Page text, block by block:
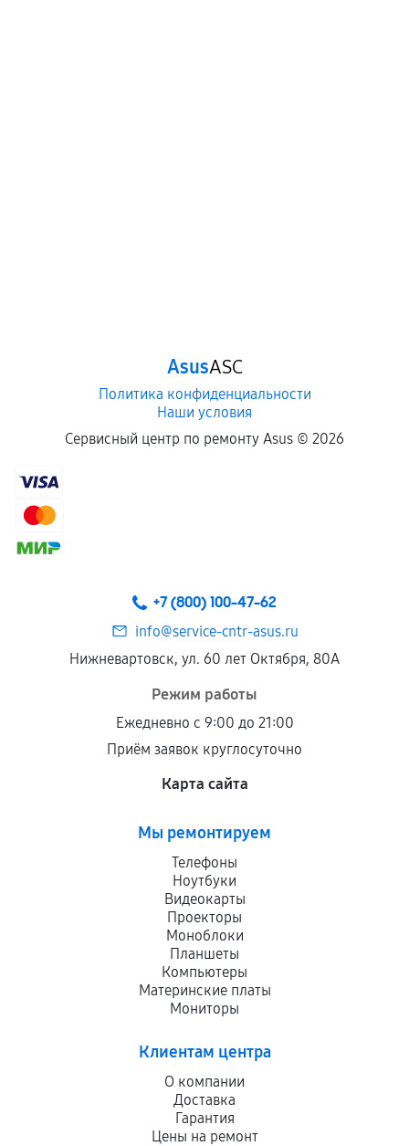
AsusASC
Политика конфиденциальности
Наши условия
Сервисный центр по ремонту Asus © 2026
+7 (800) 100-47-62
info@service-cntr-asus.ru
Нижневартовск, ул. 60 лет Октября, 80А
Режим работы
Ежедневно с 9:00 до 21:00
Приём заявок круглосуточно
Карта сайта
Мы ремонтируем
Телефоны
Ноутбуки
Видеокарты
Проекторы
Моноблоки
Планшеты
Компьютеры
Материнские платы
Мониторы
Клиентам центра
О компании
Доставка
Гарантия
Цены на ремонт